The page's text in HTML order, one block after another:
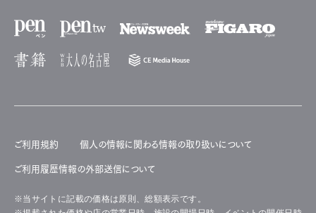
ご利用規約 個人の情報に関わる情報の取り扱いについて
ご利用履歴情報の外部送信について
※当サイトに記載の価格は原則、総額表示です。